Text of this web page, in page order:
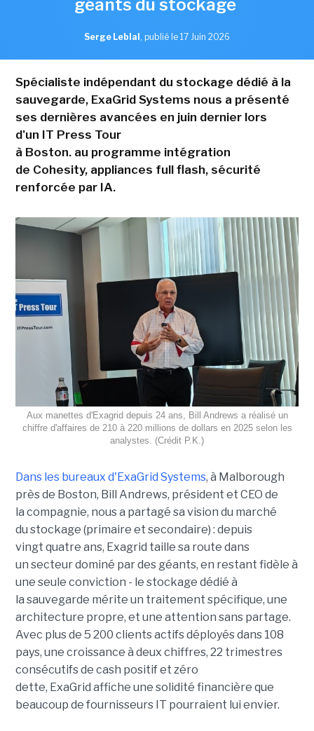
géants du stockage
Serge Leblal , publié le 17 Juin 2026
Spécialiste indépendant du stockage dédié à la
sauvegarde, ExaGrid Systems nous a présenté
ses dernières avancées en juin dernier lors
d'un IT Press Tour
à Boston. au programme intégration
de Cohesity, appliances full flash, sécurité
renforcée par IA.
Aux manettes d'Exagrid depuis 24 ans, Bill Andrews a réalisé un
chiffre d'affaires de 210 à 220 millions de dollars en 2025 selon les
analystes. (Crédit P.K.)
Dans les bureaux d'ExaGrid Systems, à Malborough
près de Boston, Bill Andrews, président et CEO de
la compagnie, nous a partagé sa vision du marché
du stockage (primaire et secondaire) : depuis
vingt quatre ans, Exagrid taille sa route dans
un secteur dominé par des géants, en restant fidèle à
une seule conviction - le stockage dédié à
la sauvegarde mérite un traitement spécifique, une
architecture propre, et une attention sans partage.
Avec plus de 5 200 clients actifs déployés dans 108
pays, une croissance à deux chiffres, 22 trimestres
consécutifs de cash positif et zéro
dette, ExaGrid affiche une solidité financière que
beaucoup de fournisseurs IT pourraient lui envier.